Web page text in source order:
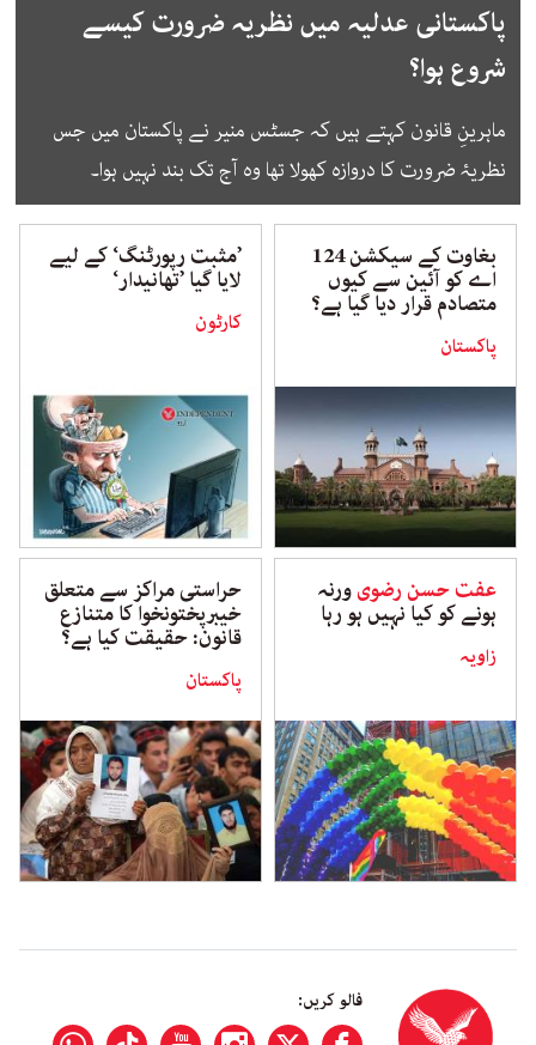
پاکستانی عدلیہ میں نظریہ ضرورت کیسے
شروع ہوا؟
ماہرینِ قانون کہتے ہیں کہ جسٹس منیر نے پاکستان میں جس
نظریۂ ضرورت کا دروازہ کھولا تھا وہ آج تک بند نہیں ہوا۔
بغاوت کے سیکشن 124
اے کو آئین سے کیوں
متصادم قرار دیا گیا ہے؟
پاکستان
’مثبت رپورٹنگ‘ کے لیے
لایا گیا ’تھانیدار‘
کارٹون
عفت حسن رضویورنہ
ہونے کو کیا نہیں ہو رہا
زاویہ
حراستی مراکز سے متعلق
خیبرپختونخوا کا متنازع
قانون: حقیقت کیا ہے؟
پاکستان
فالو کریں: